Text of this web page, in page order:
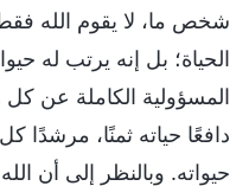
شخص ما، لا يقوم الله
الحياة؛ بل إنه يرتب له
المسؤولية الكاملة عن
دافعًا حياته ثمنًا،
حيواته. وبالنظر إلى أن